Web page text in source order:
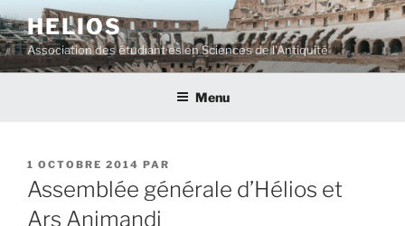
Aller
au
contenu
principal
HELIOS
Association des étudiant·es en Sciences de l'Antiquité
Menu
PUBLIÉ
LE
1 OCTOBRE 2014 PAR
Assemblée générale d’Hélios et
Ars Animandi